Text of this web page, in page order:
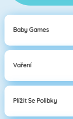
Baby Games
Vaření
Plížit Se Polibky